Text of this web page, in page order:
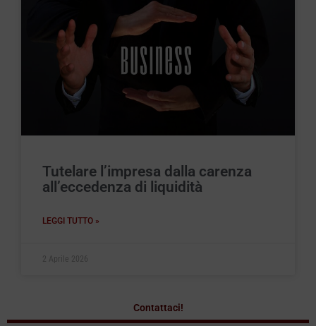
Tutelare l’impresa dalla carenza
all’eccedenza di liquidità
LEGGI TUTTO »
2 Aprile 2026
Contattaci!